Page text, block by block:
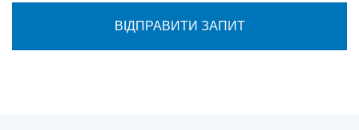
ВІДПРАВИТИ ЗАПИТ